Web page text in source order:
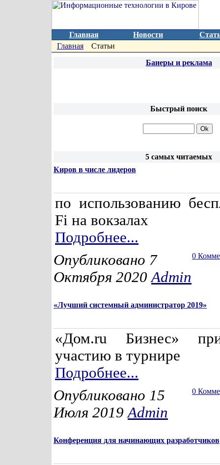
Главная Новости
Главная
Статьи
Банеры и реклама
Быстрый поиск
5 самых читаемых
Киров в числе лидеров
по использованию
Fi на вокзалах
Подробнее...
0
Опубликовано 7
Октября 2020Admin
«Лучший системный администратор 2019»
«Дом.ru Бизнес»
участию в турнире
Подробнее...
0
Опубликовано 15
Июля 2019Admin
Конференция для начинающих разработчиков